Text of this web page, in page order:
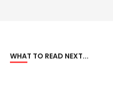
WHAT TO READ NEXT...